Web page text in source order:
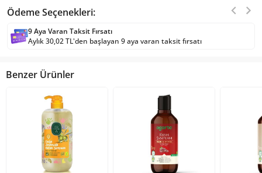
Ödeme Seçenekleri:
9 Aya Varan Taksit Fırsatı
Aylık 30,02 TL'den başlayan 9 aya varan taksit fırsatı
Benzer Ürünler